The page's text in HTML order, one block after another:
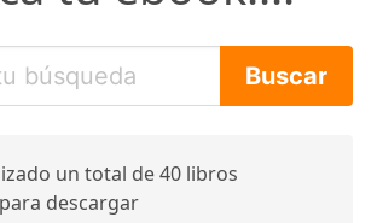
un total de 40 libros
descargar